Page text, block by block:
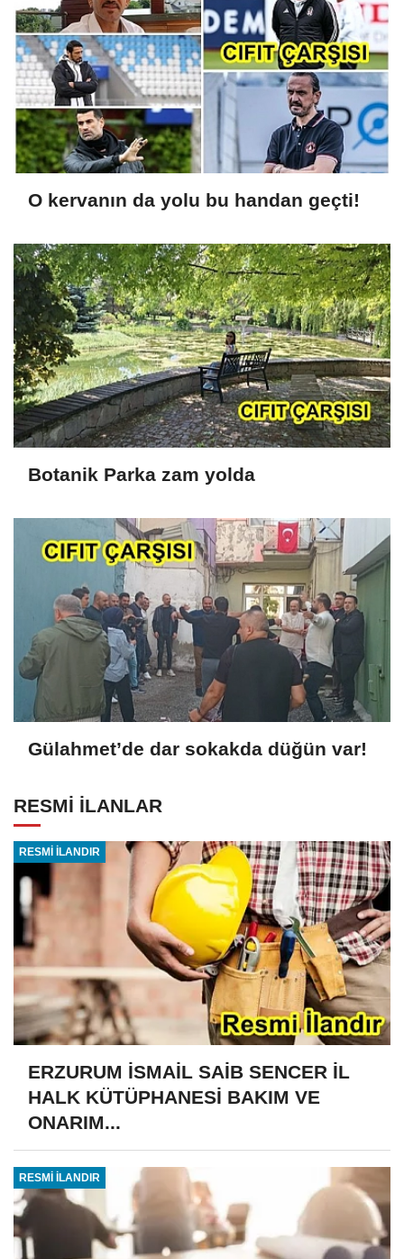
O kervanın da yolu bu handan geçti!
Botanik Parka zam yolda
Gülahmet’de dar sokakda düğün var!
RESMİ İLANLAR
RESMİ İLANDIR
ERZURUM İSMAİL SAİB SENCER İL
HALK KÜTÜPHANESİ BAKIM VE
ONARIM...
RESMİ İLANDIR